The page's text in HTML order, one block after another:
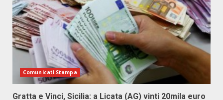
Comunicati Stampa
Gratta e Vinci, Sicilia: a Licata (AG) vinti 20mila euro